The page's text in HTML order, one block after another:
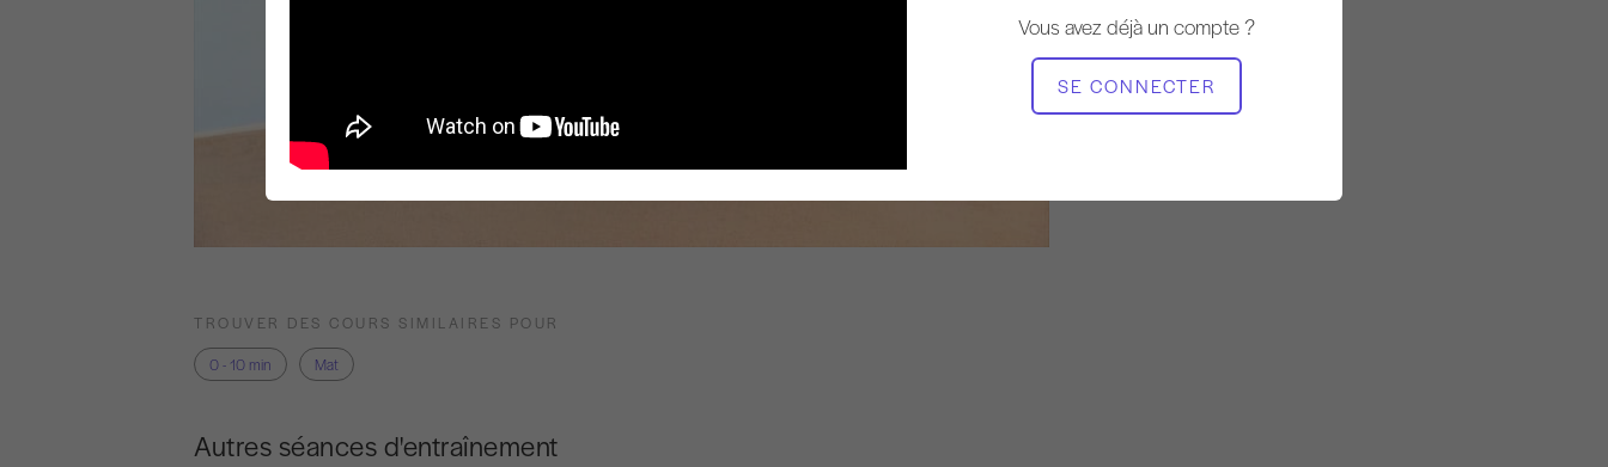
Vous avez déjà un compte ?
SE CONNECTER
MATÉRIEL NÉCESSAIRE
Mat
TROUVER DES COURS SIMILAIRES POUR
0 - 10 min
Mat
Autres séances d'entraînement